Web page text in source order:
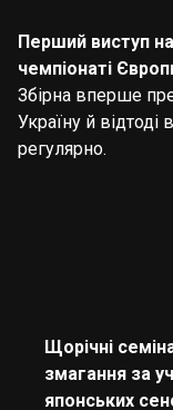
Перший виступ на
чемпіонаті
Збірна вперше
Україну й відтоді
регулярно.
Щорічні
змагання за
японських